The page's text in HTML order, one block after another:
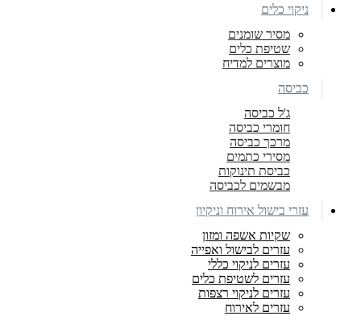
ניקוי כלים
מסיר שומנים
שטיפת כלים
מוצרים למדיח
כביסה
ג'ל כביסה
חומרי כביסה
מרכך כביסה
מסירי כתמים
כביסת תינוקות
מבשמים לכביסה
עזרי בישול אירוח וניקיון
שקיות אשפה ומזון
עזרים לבישול ואפייה
עזרים לניקוי כללי
עזרים לשטיפת כלים
עזרים לניקוי רצפות
עזרים לאירוח